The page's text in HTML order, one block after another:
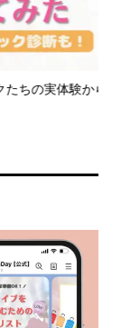
ら考える同拒